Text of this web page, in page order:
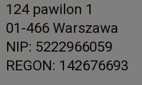
124 pawilon 1
01-466 Warszawa
NIP: 5222966059
REGON: 142676693